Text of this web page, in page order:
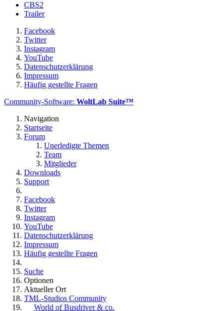
CBS2
Trailer
Facebook
Twitter
Instagram
YouTube
Datenschutzerklärung
Impressum
Häufig gestellte Fragen
Community-Software: WoltLab Suite™
Navigation
Startseite
Forum
Unerledigte Themen
Team
Mitglieder
Downloads
Support
Facebook
Twitter
Instagram
YouTube
Datenschutzerklärung
Impressum
Häufig gestellte Fragen
Suche
Optionen
Aktueller Ort
TML-Studios Community
World of Busdriver & co.